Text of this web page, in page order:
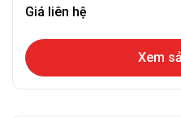
Giá liên hệ
Xem